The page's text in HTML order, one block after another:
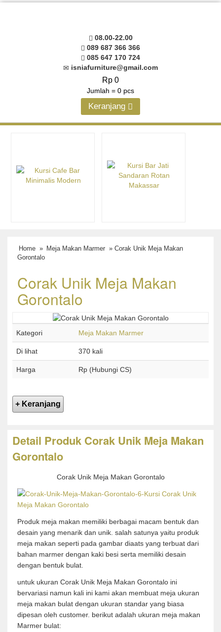
08.00-22.00
089 687 366 366
085 647 170 724
isniafurniture@gmail.com
Rp 0
Jumlah = 0 pcs
Keranjang
Home » Meja Makan Marmer » Corak Unik Meja Makan
Gorontalo
Corak Unik Meja Makan
Gorontalo
Kategori Meja Makan Marmer
Di lihat 370 kali
Harga Rp (Hubungi CS)
Detail Produk Corak Unik Meja Makan
Gorontalo
Corak Unik Meja Makan Gorontalo
Produk meja makan memiliki berbagai macam bentuk dan
desain yang menarik dan unik. salah satunya yaitu produk
meja makan seperti pada gambar diaats yang terbuat dari
bahan marmer dengan kaki besi serta memiliki desain
dengan bentuk bulat.
untuk ukuran Corak Unik Meja Makan Gorontalo ini
bervariasi namun kali ini kami akan membuat meja ukuran
meja makan bulat dengan ukuran standar yang biasa
dipesan oleh customer. berikut adalah ukuran meja makan
Marmer bulat: